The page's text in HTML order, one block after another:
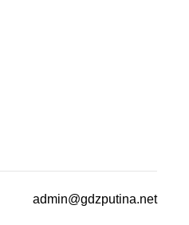
admin@gdzputina.net